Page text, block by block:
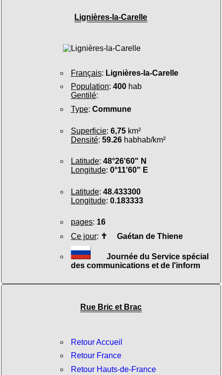
Lignières-la-Carelle
Français: Lignières-la-Carelle
Population: 400hab
Gentilé:
Type: Commune
Superficie: 6,75km²
Densité: 59.26habhab/km²
Latitude: 48°26'60" N
Longitude: 0°11'60" E
Latitude: 48.433300
Longitude: 0.183333
pages: 16
Ce jour: ✝ Gaétan de Thiene
Journée du Service spécial
des communications et de l'inform
Rue Bric et Brac
Retour Accueil
Retour France
Retour Hauts-de-France